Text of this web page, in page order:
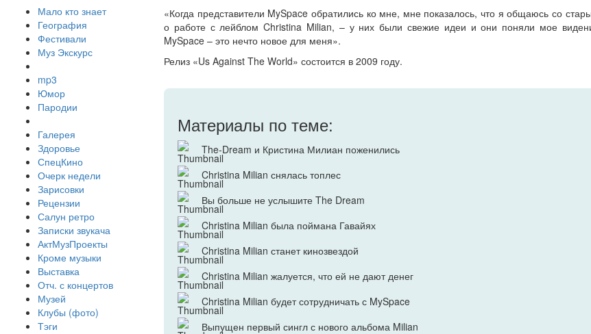
Мало кто знает
География
Фестивали
Муз Экскурс
mp3
Юмор
Пародии
Галерея
Здоровье
СпецКино
Очерк недели
Зарисовки
Рецензии
Салун ретро
Записки звукача
АктМузПроекты
Кроме музыки
Выставка
Отч. с концертов
Музей
Клубы (фото)
Тэги
«Когда представители MySpace обратились ко мне, мне показалось, что я общаюсь со
о работе с лейблом Christina Milian, – у них были свежие идеи и они поняли мое
MySpace – это нечто новое для меня».
Релиз «Us Against The World» состоится в 2009 году.
Материалы по теме:
The-Dream и Кристина Милиан поженились
Christina Milian снялась топлес
Вы больше не услышите The Dream
Christina Milian была поймана Гавайях
Christina Milian станет кинозвездой
Christina Milian жалуется, что ей не дают денег
Christina Milian будет сотрудничать с MySpace
Выпущен первый сингл с нового альбома Milian